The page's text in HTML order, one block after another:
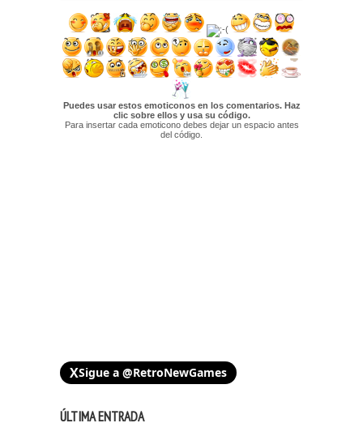
Puedes usar estos emoticonos en los comentarios. Haz
clic sobre ellos y usa su código.
Para insertar cada emoticono debes dejar un espacio antes
del código.
XSigue a @RetroNewGames
ÚLTIMA ENTRADA